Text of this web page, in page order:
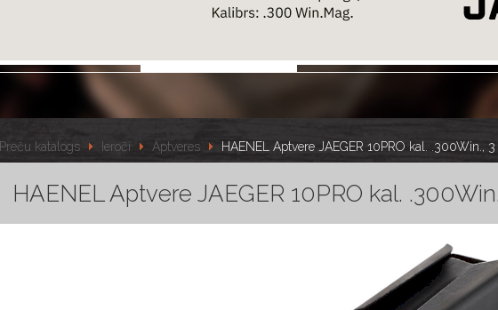
Preču katalogs Ieroči Aptveres HAENEL Aptvere JAEGER 10PRO kal. .300Win., 3
HAENEL Aptvere JAEGER 10PRO kal.